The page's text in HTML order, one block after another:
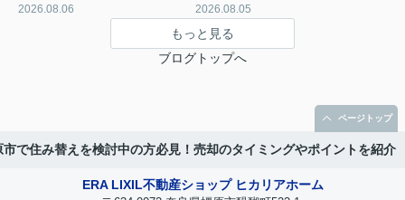
2026.08.06 2026.08.05
もっと見る
ブログトップへ
市で住み替えを検討中の方必見！売却のタイミングやポイントを紹介
ERA LIXIL不動産ショップ ヒカリアホーム
ページトップ